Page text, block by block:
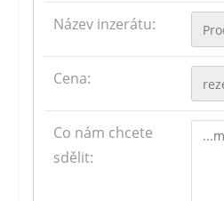
Název inzerátu:
Cena:
Co nám chcete
sdělit: